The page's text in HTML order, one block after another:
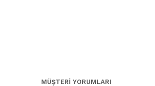
MÜŞTERİ YORUMLARI